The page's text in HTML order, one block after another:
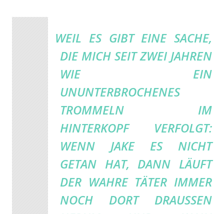
WEIL ES GIBT EINE SACHE,
DIE MICH SEIT ZWEI JAHREN
WIE EIN
UNUNTERBROCHENES
TROMMELN IM
HINTERKOPF VERFOLGT:
WENN JAKE ES NICHT
GETAN HAT, DANN LÄUFT
DER WAHRE TÄTER IMMER
NOCH DORT DRAUSSEN H